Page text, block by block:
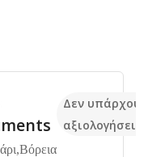
Δεν
αξιολογήσεις